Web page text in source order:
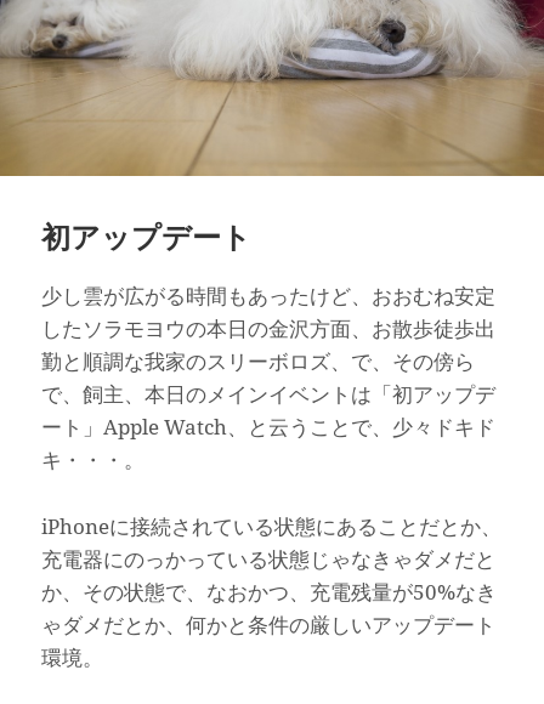
初アップデート
少し雲が広がる時間もあったけど、おおむね安定
したソラモヨウの本日の金沢方面、お散歩徒歩出
勤と順調な我家のスリーボロズ、で、その傍ら
で、飼主、本日のメインイベントは「初アップデ
ート」Apple Watch、と云うことで、少々ドキド
キ・・・。
iPhoneに接続されている状態にあることだとか、
充電器にのっかっている状態じゃなきゃダメだと
か、その状態で、なおかつ、充電残量が50%なき
ゃダメだとか、何かと条件の厳しいアップデート
環境。